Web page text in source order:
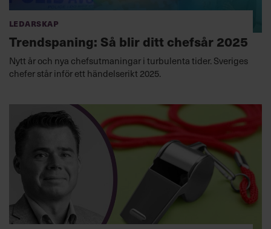
Ledarskap
Trendspaning: Så blir ditt chefsår 2025
Nytt år och nya chefsutmaningar i turbulenta tider. Sveriges
chefer står inför ett händelserikt 2025.